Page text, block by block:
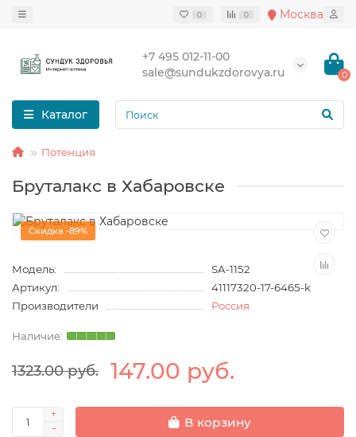
0 0 Москва
+7 495 012-11-00
sale@sundukzdorovya.ru
0
Каталог
Потенция
Бруталакс в Хабаровске
Скидка -89%
Модель:
SA-1152
Артикул:
41117320-17-6465-k
Производители
Россия
1323.00 руб. 147.00 руб.
В корзину